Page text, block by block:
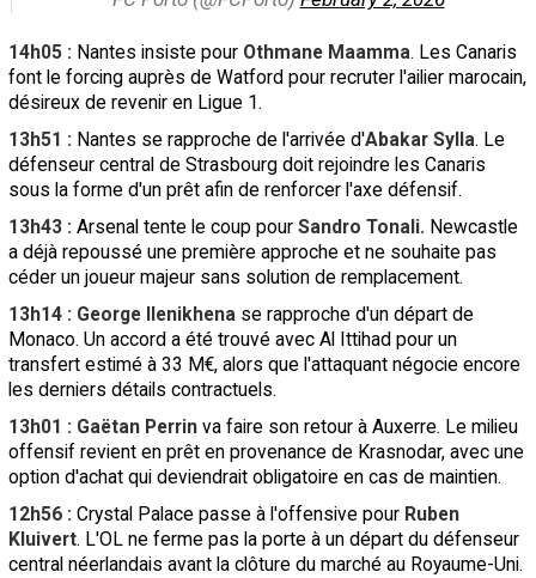
14h05 : Nantes insiste pour Othmane Maamma. Les Canaris
font le forcing auprès de Watford pour recruter l'ailier marocain,
désireux de revenir en Ligue 1.
13h51 : Nantes se rapproche de l'arrivée d'Abakar Sylla. Le
défenseur central de Strasbourg doit rejoindre les Canaris
sous la forme d'un prêt afin de renforcer l'axe défensif.
13h43 : Arsenal tente le coup pour Sandro Tonali. Newcastle
a déjà repoussé une première approche et ne souhaite pas
céder un joueur majeur sans solution de remplacement.
13h14 : George Ilenikhena se rapproche d'un départ de
Monaco. Un accord a été trouvé avec Al Ittihad pour un
transfert estimé à 33 M€, alors que l'attaquant négocie encore
les derniers détails contractuels.
13h01 : Gaëtan Perrin va faire son retour à Auxerre. Le milieu
offensif revient en prêt en provenance de Krasnodar, avec une
option d'achat qui deviendrait obligatoire en cas de maintien.
12h56 : Crystal Palace passe à l'offensive pour Ruben
Kluivert. L'OL ne ferme pas la porte à un départ du défenseur
central néerlandais avant la clôture du marché au Royaume-Uni.